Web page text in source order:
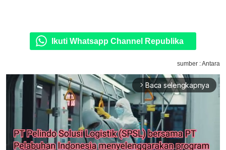
Ikuti Whatsapp Channel Republika
sumber : Antara
arrow_forward_ios Baca selengkapnya